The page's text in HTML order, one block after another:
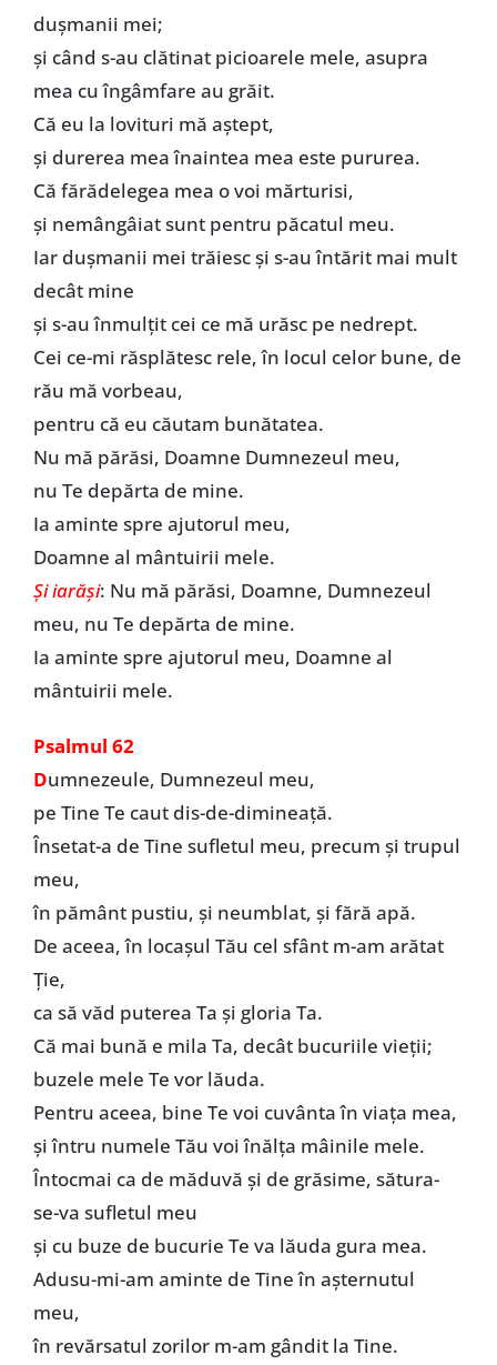
duşmanii mei;
şi când s-au clătinat picioarele mele, asupra
mea cu îngâmfare au grăit.
Că eu la lovituri mă aştept,
şi durerea mea înaintea mea este pururea.
Că fărădelegea mea o voi mărturisi,
şi nemângâiat sunt pentru păcatul meu.
Iar duşmanii mei trăiesc şi s-au întărit mai mult
decât mine
şi s-au înmulţit cei ce mă urăsc pe nedrept.
Cei ce-mi răsplătesc rele, în locul celor bune, de
rău mă vorbeau,
pentru că eu căutam bunătatea.
Nu mă părăsi, Doamne Dumnezeul meu,
nu Te depărta de mine.
Ia aminte spre ajutorul meu,
Doamne al mântuirii mele.
Şi iarăşi: Nu mă părăsi, Doamne, Dumnezeul
meu, nu Te depărta de mine.
Ia aminte spre ajutorul meu, Doamne al
mântuirii mele.
Psalmul 62
Dumnezeule, Dumnezeul meu,
pe Tine Te caut dis-de-dimineață.
Însetat-a de Tine sufletul meu, precum şi trupul
meu,
în pământ pustiu, şi neumblat, şi fără apă.
De aceea, în locașul Tău cel sfânt m-am arătat
Ție,
ca să văd puterea Ta şi gloria Ta.
Că mai bună e mila Ta, decât bucuriile vieţii;
buzele mele Te vor lăuda.
Pentru aceea, bine Te voi cuvânta în viaţa mea,
şi întru numele Tău voi înălţa mâinile mele.
Întocmai ca de măduvă şi de grăsime, sătura-
se-va sufletul meu
şi cu buze de bucurie Te va lăuda gura mea.
Adusu-mi-am aminte de Tine în aşternutul
meu,
în revărsatul zorilor m-am gândit la Tine.